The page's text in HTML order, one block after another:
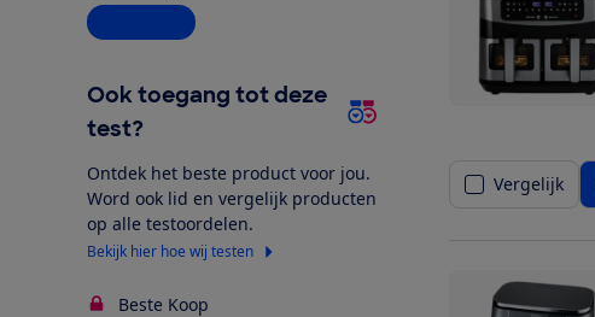
Alle opties
Ook toegang tot deze
test?
Ontdek het beste product voor jou.
Word ook lid en vergelijk producten
op alle testoordelen.
Bekijk hier hoe wij testen
Beste Koop
Vergelijk